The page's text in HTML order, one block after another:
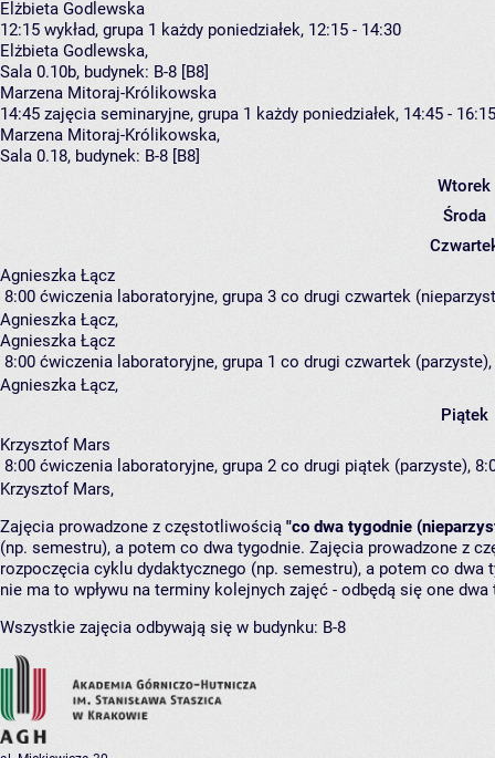
Elżbieta Godlewska
12:15 wykład, grupa 1 każdy poniedziałek, 12:15 - 14:30
Elżbieta Godlewska,
Sala 0.10b, budynek: B-8 [B8]
Marzena Mitoraj-Królikowska
14:45 zajęcia seminaryjne, grupa 1 każdy poniedziałek, 14:45 - 16:15
Marzena Mitoraj-Królikowska,
Sala 0.18, budynek: B-8 [B8]
Wtorek
Środa
Agnieszka Łącz
8:00 ćwiczenia laboratoryjne, grupa 3 co drugi czwartek
Agnieszka Łącz,
Agnieszka Łącz
8:00 ćwiczenia laboratoryjne, grupa 1 co drugi czwartek (parzyste),
Agnieszka Łącz,
Piątek
Krzysztof Mars
8:00 ćwiczenia laboratoryjne, grupa 2 co drugi piątek (parzyste),
Krzysztof Mars,
Zajęcia prowadzone z częstotliwością "co dwa tygodnie
(np. semestru), a potem co dwa tygodnie. Zajęcia prowadzone z
rozpoczęcia cyklu dydaktycznego (np. semestru), a potem co
nie ma to wpływu na terminy kolejnych zajęć - odbędą się one
Wszystkie zajęcia odbywają się w budynku: B-8